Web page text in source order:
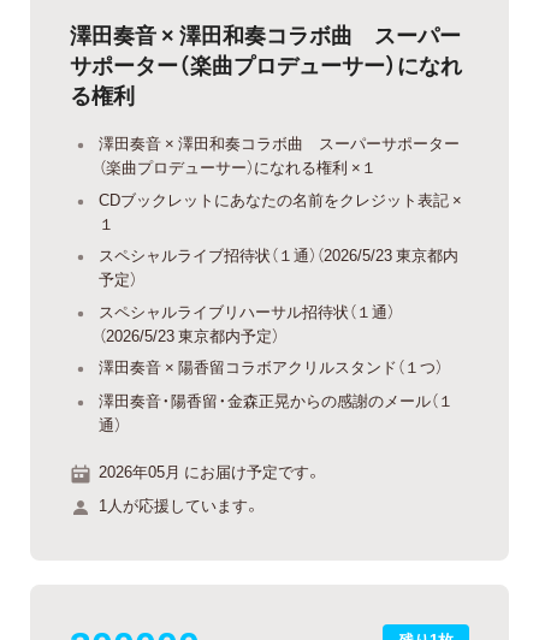
澤田奏音 × 澤田和奏コラボ曲 スーパー
サポーター（楽曲プロデューサー）になれ
る権利
澤田奏音 × 澤田和奏コラボ曲 スーパーサポーター
（楽曲プロデューサー）になれる権利 ×１
CDブックレットにあなたの名前をクレジット表記 ×
１
スペシャルライブ招待状（１通）（2026/5/23 東京都内
予定）
スペシャルライブリハーサル招待状（１通）
（2026/5/23 東京都内予定）
澤田奏音 × 陽香留コラボアクリルスタンド（１つ）
澤田奏音・陽香留・金森正晃からの感謝のメール（１
通）
2026年05月 にお届け予定です。
1人が応援しています。